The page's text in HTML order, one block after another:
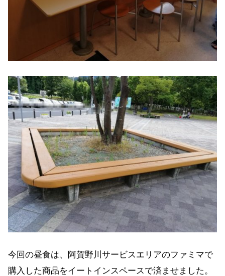
今回の昼食は、阿賀野川サービスエリアのファミマで
購入した商品をイートインスペースで済ませました。